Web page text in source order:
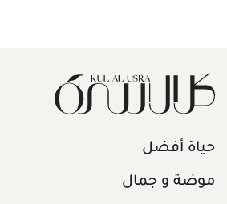
حياة أفضل
موضة و جمال